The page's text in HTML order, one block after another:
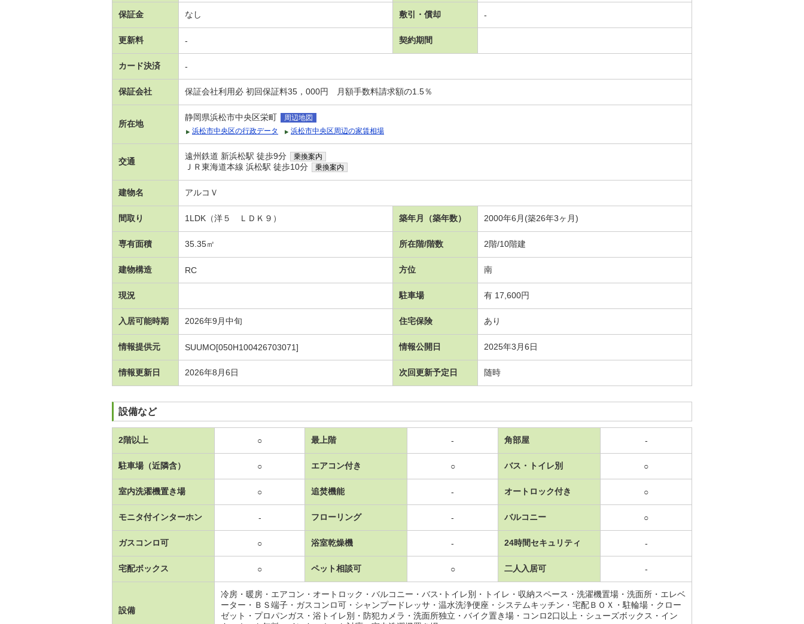
保証金 なし 敷引・償却 -
更新料 - 契約期間
カード決済 -
保証会社 保証会社利用必 初回保証料35，000円 月額手数料請求額の1.5％
所在地
静岡県浜松市中央区栄町
周辺地図
浜松市中央区の行政データ
浜松市中央区周辺の家賃相場
交通
遠州鉄道 新浜松駅 徒歩9分 乗換案内
ＪＲ東海道本線 浜松駅 徒歩10分 乗換案内
建物名 アルコＶ
間取り 1LDK（洋５ ＬＤＫ９） 築年月（築年数） 2000年6月(築26年3ヶ月)
専有面積 35.35㎡ 所在階/階数 2階/10階建
建物構造 RC 方位 南
現況 駐車場 有 17,600円
入居可能時期 2026年9月中旬 住宅保険 あり
情報提供元 SUUMO[050H100426703071] 情報公開日 2025年3月6日
情報更新日 2026年8月6日 次回更新予定日 随時
設備など
2階以上 ○ 最上階 - 角部屋 -
駐車場（近隣含） ○ エアコン付き ○ バス・トイレ別 ○
室内洗濯機置き場 ○ 追焚機能 - オートロック付き ○
モニタ付インターホン - フローリング - バルコニー ○
ガスコンロ可 ○ 浴室乾燥機 - 24時間セキュリティ -
宅配ボックス ○ ペット相談可 ○ 二人入居可 -
設備
冷房・暖房・エアコン・オートロック・バルコニー・バス･トイレ別・トイレ・収納スペース・洗濯機置場・洗面所・エレベ
ーター・ＢＳ端子・ガスコンロ可・シャンプードレッサ・温水洗浄便座・システムキッチン・宅配ＢＯＸ・駐輪場・クロー
ゼット・プロパンガス・浴トイレ別・防犯カメラ・洗面所独立・バイク置き場・コンロ2口以上・シューズボックス・イン